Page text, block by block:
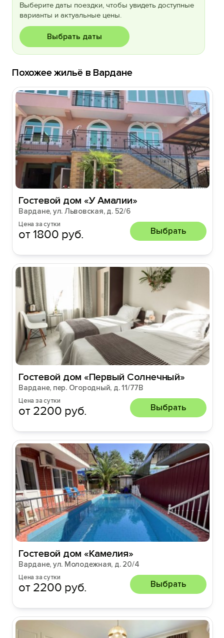
Выберите даты поездки, чтобы увидеть доступные
варианты и актуальные цены.
Выбрать даты
Похожее жильё в Вардане
Гостевой дом «У Амалии»
Вардане, ул. Львовская, д. 52/6
Цена за сутки
от 1800 руб. Выбрать
Гостевой дом «Первый Солнечный»
Вардане, пер. Огородный, д. 11/77В
Цена за сутки
от 2200 руб. Выбрать
Гостевой дом «Камелия»
Вардане, ул. Молодежная, д. 20/4
Цена за сутки
от 2200 руб. Выбрать